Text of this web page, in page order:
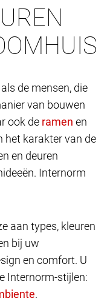
de mensen, die
van bouwen
ook de
en
het karakter van de
en deuren
Internorm
aan types, kleuren
bij uw
en comfort. U
Internorm-stijlen:
.